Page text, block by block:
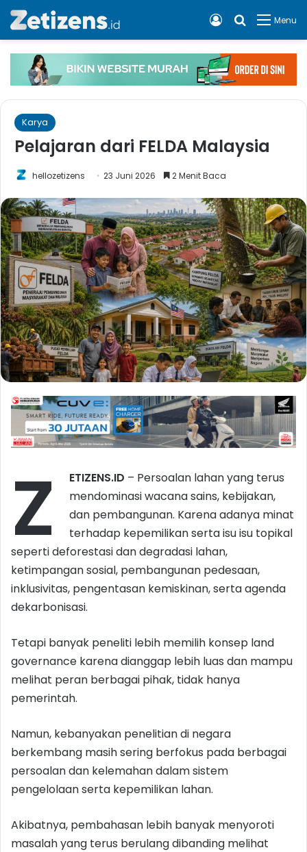
Menu
Cari apa,
Log In
Karya
Pelajaran dari FELDA Malaysia
hellozetizens 23 Juni 2026 2 Menit Baca
Z ETIZENS.ID – Persoalan lahan yang terus
mendominasi wacana sains, kebijakan,
dan pembangunan. Karena adanya minat
terhadap kepemilikan serta isu isu topikal
seperti deforestasi dan degradasi lahan,
ketimpangan sosial, pembangunan pedesaan,
inklusivitas, pengentasan kemiskinan, serta agenda
dekarbonisasi.
Tetapi banyak peneliti lebih memilih konsep land
governance karena dianggap lebih luas dan mampu
melihat peran berbagai pihak, tidak hanya
pemerintah.
Namun, kebanyakan penelitian di negara
berkembang masih sering berfokus pada berbagai
persoalan dan kelemahan dalam sistem
pengelolaan serta kepemilikan lahan.
Akibatnya, pembahasan lebih banyak menyoroti
masalah yang terus berulang dibanding melihat